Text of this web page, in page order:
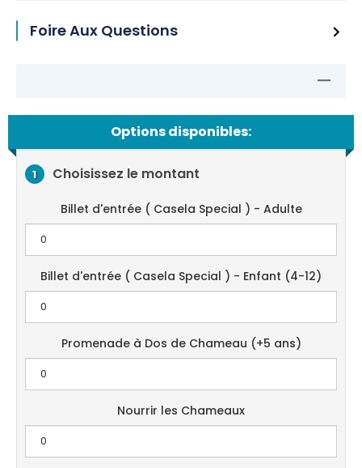
Foire Aux Questions
Options disponibles:
1 Choisissez le montant
Billet d'entrée ( Casela Special ) - Adulte
Billet d'entrée ( Casela Special ) - Enfant (4-12)
Promenade à Dos de Chameau (+5 ans)
Nourrir les Chameaux